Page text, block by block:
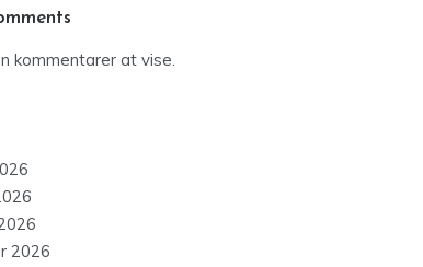
kommentarer at vise.
2026